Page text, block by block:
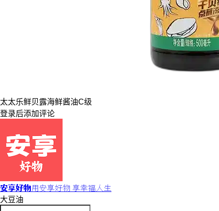
太太乐鲜贝露海鲜酱油C级
登录后添加评论
安享好物用安享好物 享幸福人生
大豆油